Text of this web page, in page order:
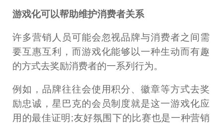
游戏化可以帮助维护消费者关系
许多营销人员可能会忽视品牌与消费者之间需
要互惠互利，而游戏化能够以一种生动而有趣
的方式去奖励消费者的一系列行为。
例如，品牌往往会使用积分、徽章等方式去奖
励忠诚，星巴克的会员制度就是这一游戏化应
用的最佳证明;友好氛围下的比赛也是一种营销